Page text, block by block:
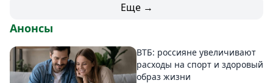
Еще →
Анонсы
ВТБ: россияне увеличивают
расходы на спорт и здоровый
образ жизни